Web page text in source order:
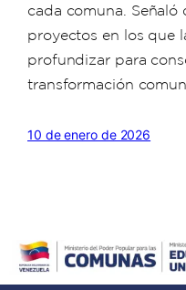
cada comuna. Señaló
proyectos en los que
profundizar para
transformación
10 de enero de 2026